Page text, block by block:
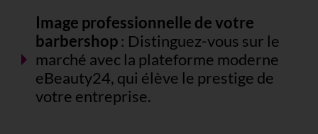
Image professionnelle de votre
barbershop: Distinguez-vous sur le
marché avec la plateforme moderne
eBeauty24, qui élève le prestige de
votre entreprise.